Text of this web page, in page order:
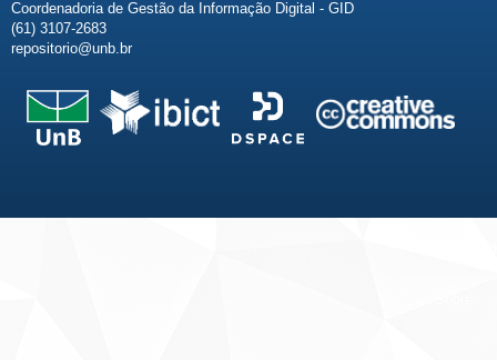
Coordenadoria de Gestão da Informação Digital - GID
(61) 3107-2683
repositorio@unb.br